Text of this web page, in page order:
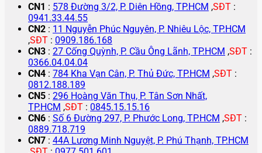
CN1 : 578 Đường 3/2, P. Diên Hồng, TP.HCM ,SĐT :
0941.33.44.55
CN2 : 11 Nguyễn Phúc Nguyên, P. Nhiêu Lộc, TP.HCM
,SĐT : 0909.186.168
CN3 : 27 Cống Quỳnh, P. Cầu Ông Lãnh, TP.HCM ,SĐT :
0366.04.04.04
CN4 : 784 Kha Vạn Cân, P. Thủ Đức, TP.HCM ,SĐT :
0812.188.189
CN5 : 296 Hoàng Văn Thụ, P. Tân Sơn Nhất,
TP.HCM ,SĐT : 0845.15.15.16
CN6 : Số 6 Đường 297, P. Phước Long, TP.HCM ,SĐT :
0889.718.719
CN7 : 44A Lương Minh Nguyệt, P. Phú Thạnh, TP.HCM